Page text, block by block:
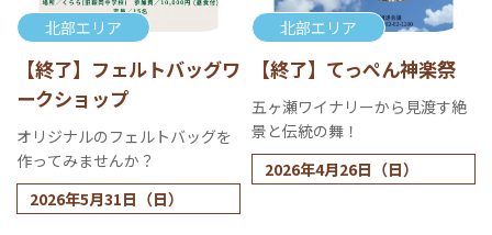
北部エリア
【終了】フェルトバッグワ
ークショップ
オリジナルのフェルトバッグを
作ってみませんか？
2026年5月31日（日）
北部エリア
【終了】てっぺん神楽祭
五ヶ瀬ワイナリーから見渡す絶
景と伝統の舞！
2026年4月26日（日）